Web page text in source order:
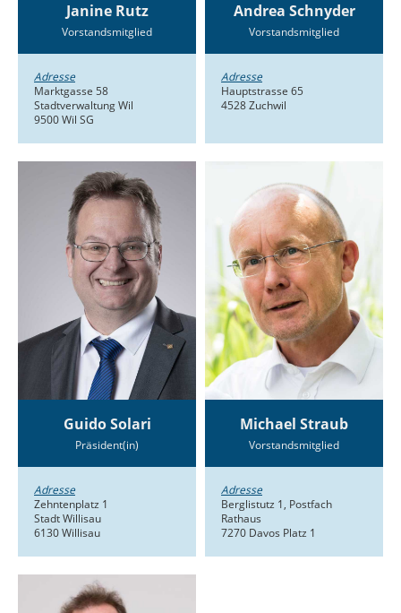
Janine Rutz
Vorstandsmitglied
Adresse
Marktgasse 58
Stadtverwaltung Wil
9500 Wil SG
Andrea Schnyder
Vorstandsmitglied
Adresse
Hauptstrasse 65
4528 Zuchwil
Guido Solari
Präsident(in)
Adresse
Zehntenplatz 1
Stadt Willisau
6130 Willisau
Michael Straub
Vorstandsmitglied
Adresse
Berglistutz 1, Postfach
Rathaus
7270 Davos Platz 1